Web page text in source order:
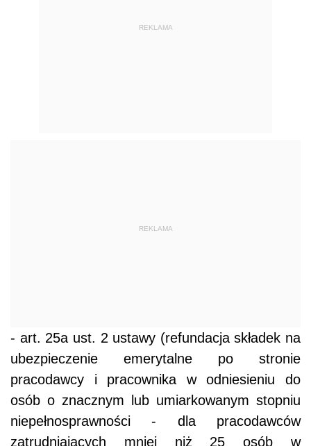
REKLAMA
REKLAMA
- art. 25a ust. 2 ustawy (refundacja składek na
ubezpieczenie emerytalne po stronie
pracodawcy i pracownika w odniesieniu do
osób o znacznym lub umiarkowanym stopniu
niepełnosprawności - dla pracodawców
zatrudniających mniej niż 25 osób w